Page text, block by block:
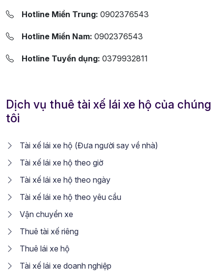
Hotline Miền Trung: 0902376543
Hotline Miền Nam: 0902376543
Hotline Tuyển dụng: 0379932811
Dịch vụ thuê tài xế lái xe hộ của chúng
tôi
Tài xế lái xe hộ (Đưa người say về nhà)
Tài xế lái xe hộ theo giờ
Tài xế lái xe hộ theo ngày
Tài xế lái xe hộ theo yêu cầu
Vận chuyển xe
Thuê tài xế riêng
Thuê lái xe hộ
Tài xế lái xe doanh nghiệp